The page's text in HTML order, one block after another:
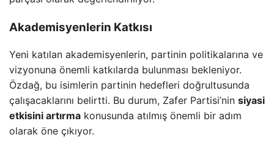
Akademisyenlerin Katkısı
Yeni katılan akademisyenlerin, partinin politikalarına ve
vizyonuna önemli katkılarda bulunması bekleniyor.
Özdağ, bu isimlerin partinin hedefleri doğrultusunda
çalışacaklarını belirtti. Bu durum, Zafer Partisi’nin siyasi
etkisini artırma konusunda atılmış önemli bir adım
olarak öne çıkıyor.